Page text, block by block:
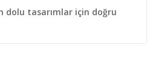
dolu tasarımlar için doğru